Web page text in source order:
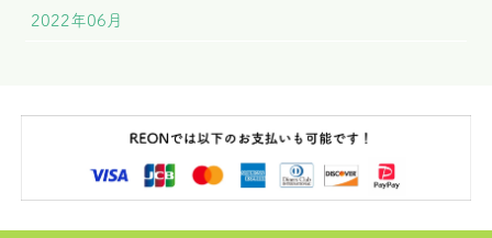
2022年06月